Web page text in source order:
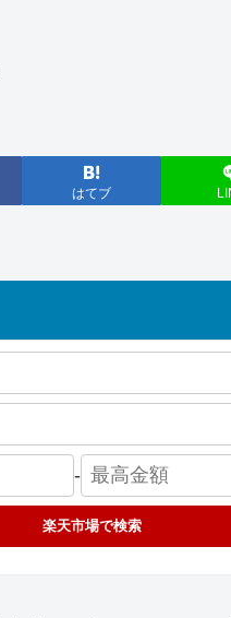
はてブ
-
楽天市場で検索